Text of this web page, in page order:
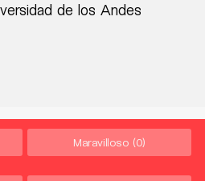
de los Andes
Maravilloso (0)